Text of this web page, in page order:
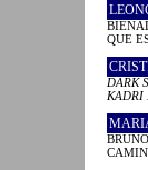
QUE
DARK
KADRI